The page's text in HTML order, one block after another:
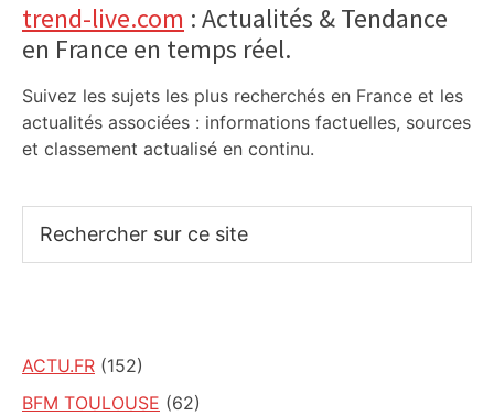
trend-live.com : Actualités & Tendance
en France en temps réel.
Suivez les sujets les plus recherchés en France et les
actualités associées : informations factuelles, sources
et classement actualisé en continu.
sur
ACTU.FR (152)
BFM TOULOUSE (62)